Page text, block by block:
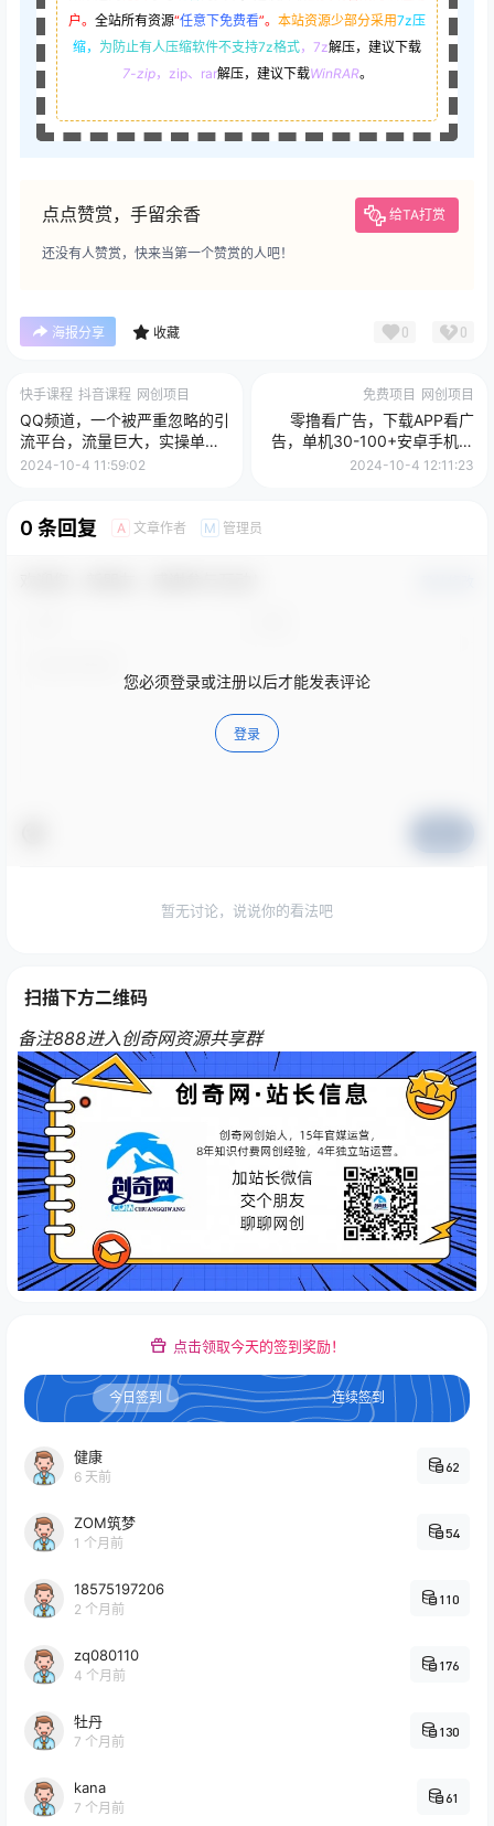
户。 全站所有资源“任意下免费看”。 本站资源少部分采用7z压
缩， 为防止有人压缩软件不支持7z格式，7z解压，建议下载
7-zip，zip、rar解压，建议下载WinRAR。
点点赞赏，手留余香 给TA打赏
还没有人赞赏，快来当第一个赞赏的人吧！
海报分享 收藏 0 0
快手课程 抖音课程 网创项目
QQ频道，一个被严重忽略的引
流平台，流量巨大，实操单日
引流500+创业粉、兼职粉
2024-10-4 11:59:02
免费项目 网创项目
零撸看广告，下载APP看广
告，单机30-100+安卓手机就
行！
2024-10-4 12:11:23
0 条回复 A 文章作者 M 管理员
您必须登录或注册以后才能发表评论
登录
暂无讨论，说说你的看法吧
扫描下方二维码
备注888进入创奇网资源共享群
点击领取今天的签到奖励！
今日签到 连续签到
健康
6 天前
62
ZOM筑梦
1 个月前
54
18575197206
2 个月前
110
zq080110
4 个月前
176
牡丹
7 个月前
130
kana
7 个月前
61